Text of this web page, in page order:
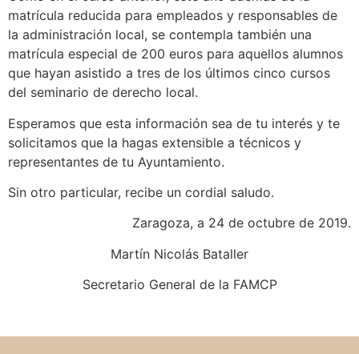
matrícula reducida para empleados y responsables de
la administración local, se contempla también una
matrícula especial de 200 euros para aquellos alumnos
que hayan asistido a tres de los últimos cinco cursos
del seminario de derecho local.
Esperamos que esta información sea de tu interés y te
solicitamos que la hagas extensible a técnicos y
representantes de tu Ayuntamiento.
Sin otro particular, recibe un cordial saludo.
Zaragoza, a 24 de octubre de 2019.
Martín Nicolás Bataller
Secretario General de la FAMCP